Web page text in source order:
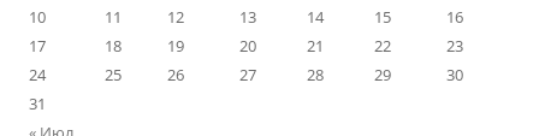
10
11 12 13 14 15
16
17
18 19 20 21 22
23
24
25 26 27 28 29
30
31